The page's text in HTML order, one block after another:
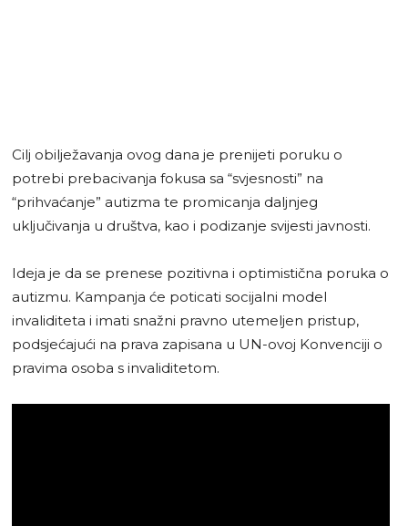
Cilj obilježavanja ovog dana je prenijeti poruku o
potrebi prebacivanja fokusa sa “svjesnosti” na
“prihvaćanje” autizma te promicanja daljnjeg
uključivanja u društva, kao i podizanje svijesti javnosti.
Ideja je da se prenese pozitivna i optimistična poruka o
autizmu. Kampanja će poticati socijalni model
invaliditeta i imati snažni pravno utemeljen pristup,
podsjećajući na prava zapisana u UN-ovoj Konvenciji o
pravima osoba s invaliditetom.